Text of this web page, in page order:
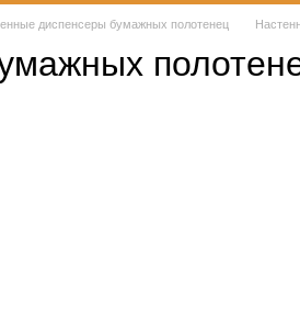
диспенсеры бумажных полотенец